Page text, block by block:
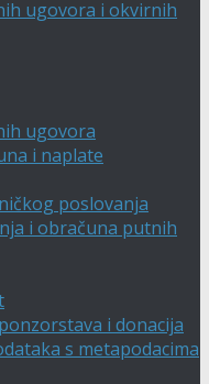
ugovora i okvirnih
ugovora
i naplate
poslovanja
i obračuna putnih
i donacija
s metapodacima